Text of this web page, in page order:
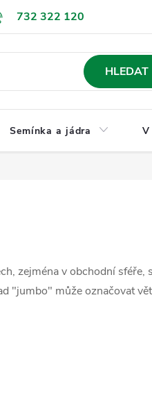
732 322 120
údajů Jak nakupovat
HLEDAT
Semínka a jádra V
zejména v obchodní
"jumbo" může označovat